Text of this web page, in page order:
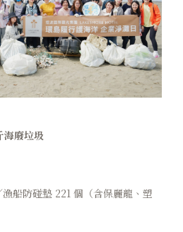
海廢垃圾
船防碰墊 221 個（含保麗龍、塑